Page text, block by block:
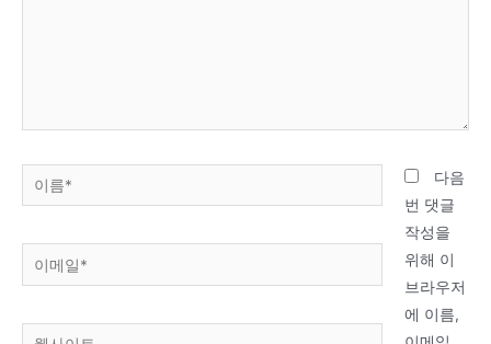
름
메
다음
번 댓글
작성을
위해 이
브라우저
에 이름,